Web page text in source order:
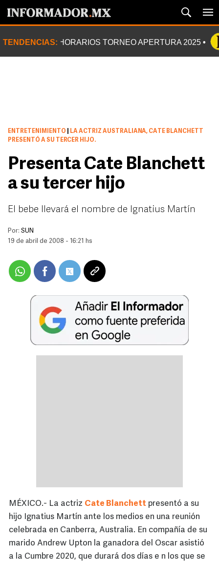
TENDENCIAS: HORARIOS TORNEO APERTURA 2025
ENTRETENIMIENTO
LA ACTRIZ AUSTRALIANA, CATE BLANCHETT
PRESENTÓ A SU TERCER HIJO.
Presenta Cate Blanchett
a su tercer hijo
El bebe llevará el nombre de Ignatius Martín
Por: SUN
19 de abril de 2008 - 16:21 hs
MÉXICO.- La actriz Cate Blanchett presentó a su
hijo Ignatius Martín ante los medios en una reunión
celebrada en Canberra, Australia. En compañía de su
marido Andrew Upton la ganadora del Oscar asistió
a la Cumbre 2020, que durará dos días e n los que se